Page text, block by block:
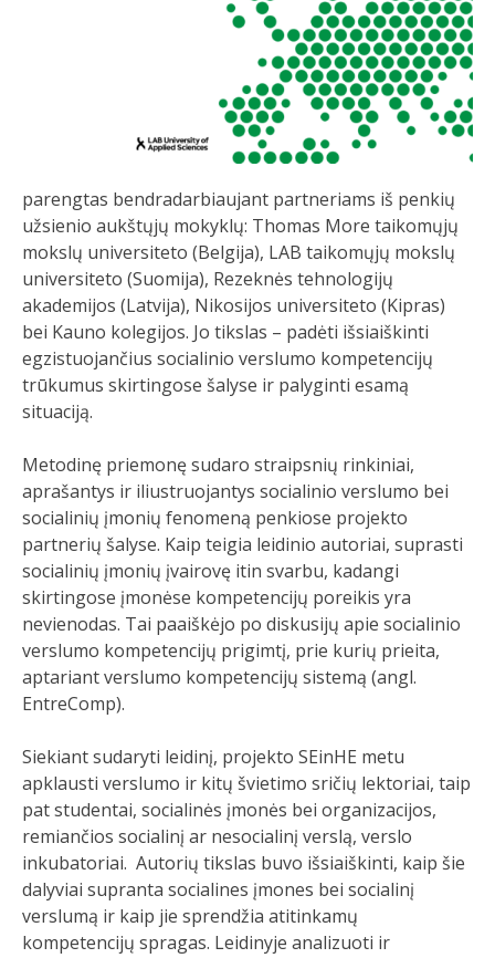
parengtas bendradarbiaujant partneriams iš penkių
užsienio aukštųjų mokyklų: Thomas More taikomųjų
mokslų universiteto (Belgija), LAB taikomųjų mokslų
universiteto (Suomija), Rezeknės tehnologijų
akademijos (Latvija), Nikosijos universiteto (Kipras)
bei Kauno kolegijos. Jo tikslas – padėti išsiaiškinti
egzistuojančius socialinio verslumo kompetencijų
trūkumus skirtingose šalyse ir palyginti esamą
situaciją.
Metodinę priemonę sudaro straipsnių rinkiniai,
aprašantys ir iliustruojantys socialinio verslumo bei
socialinių įmonių fenomeną penkiose projekto
partnerių šalyse. Kaip teigia leidinio autoriai, suprasti
socialinių įmonių įvairovę itin svarbu, kadangi
skirtingose įmonėse kompetencijų poreikis yra
nevienodas. Tai paaiškėjo po diskusijų apie socialinio
verslumo kompetencijų prigimtį, prie kurių prieita,
aptariant verslumo kompetencijų sistemą (angl.
EntreComp).
Siekiant sudaryti leidinį, projekto SEinHE metu
apklausti verslumo ir kitų švietimo sričių lektoriai, taip
pat studentai, socialinės įmonės bei organizacijos,
remiančios socialinį ar nesocialinį verslą, verslo
inkubatoriai. Autorių tikslas buvo išsiaiškinti, kaip šie
dalyviai supranta socialines įmones bei socialinį
verslumą ir kaip jie sprendžia atitinkamų
kompetencijų spragas. Leidinyje analizuoti ir